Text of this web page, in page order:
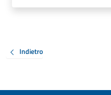
Indietro